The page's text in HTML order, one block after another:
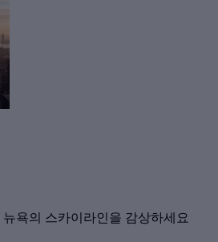
욕의 스카이라인을 감상하세요